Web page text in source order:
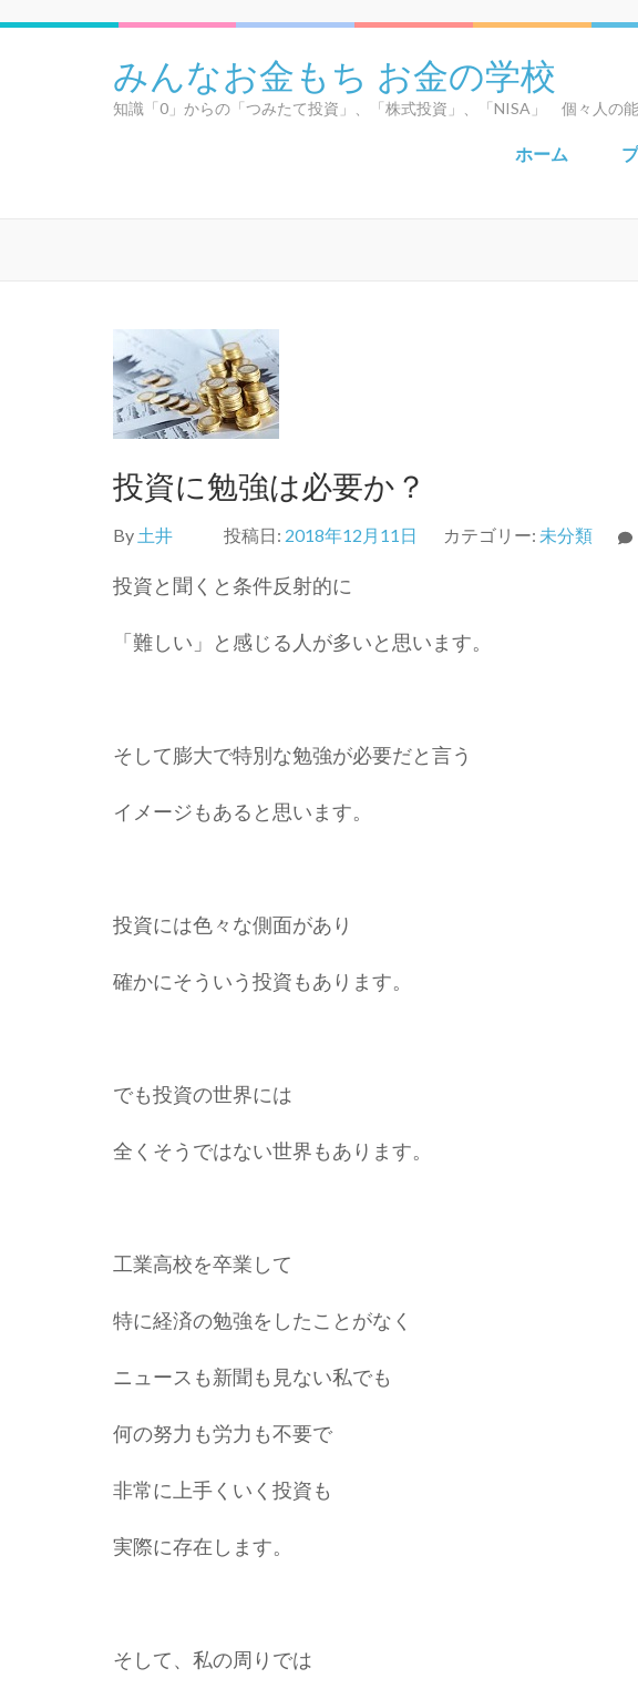
みんなお金もち お金の学校
知識「0」からの「つみたて投資」、「株式投資」、「NISA」 個々人の
ホーム
投資に勉強は必要か？
By 土井 投稿日: 2018年12月11日 カテゴリー: 未分類
投資と聞くと条件反射的に
「難しい」と感じる人が多いと思います。
そして膨大で特別な勉強が必要だと言う
イメージもあると思います。
投資には色々な側面があり
確かにそういう投資もあります。
でも投資の世界には
全くそうではない世界もあります。
工業高校を卒業して
特に経済の勉強をしたことがなく
ニュースも新聞も見ない私でも
何の努力も労力も不要で
非常に上手くいく投資も
実際に存在します。
そして、私の周りでは